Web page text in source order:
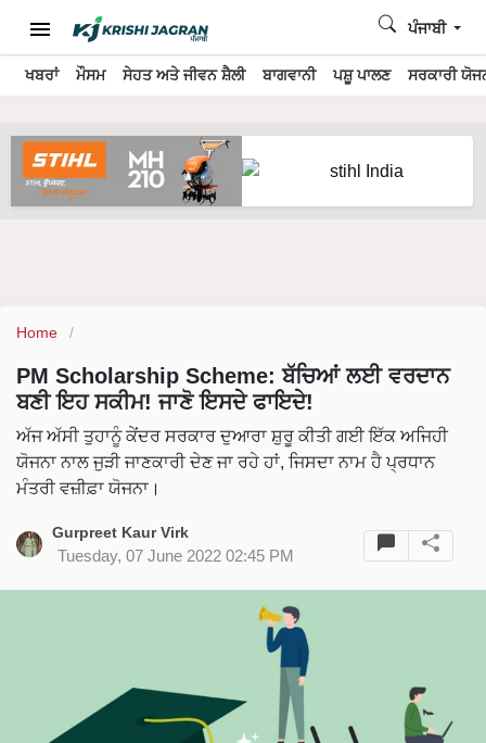
ਖਬਰਾਂ ਮੌਸਮ ਸੇਹਤ ਅਤੇ ਜੀਵਨ ਸ਼ੈਲੀ ਬਾਗਵਾਨੀ ਪਸ਼ੂ ਪਾਲਣ ਸਰਕਾਰੀ
ਪੰਜਾਬੀ
Home
PM Scholarship Scheme: ਬੱਚਿਆਂ ਲਈ ਵਰਦਾਨ
ਬਣੀ ਇਹ ਸਕੀਮ! ਜਾਣੋ ਇਸਦੇ ਫਾਇਦੇ!
ਅੱਜ ਅੱਸੀ ਤੁਹਾਨੂੰ ਕੇਂਦਰ ਸਰਕਾਰ ਦੁਆਰਾ ਸ਼ੁਰੂ ਕੀਤੀ ਗਈ ਇੱਕ ਅਜਿਹੀ
ਯੋਜਨਾ ਨਾਲ ਜੁੜੀ ਜਾਣਕਾਰੀ ਦੇਣ ਜਾ ਰਹੇ ਹਾਂ, ਜਿਸਦਾ ਨਾਮ ਹੈ ਪ੍ਰਧਾਨ
ਮੰਤਰੀ ਵਜ਼ੀਫ਼ਾ ਯੋਜਨਾ।
Gurpreet Kaur Virk
Tuesday, 07 June 2022 02:45 PM